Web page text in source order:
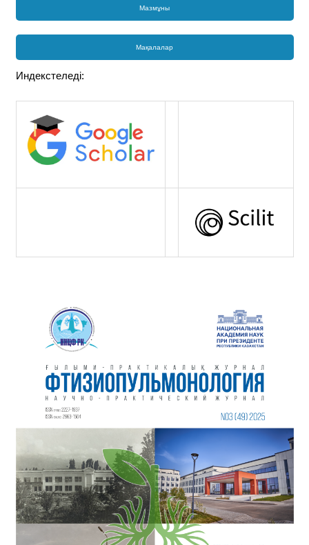
Мазмұны
Мақалалар
Индекстеледі: